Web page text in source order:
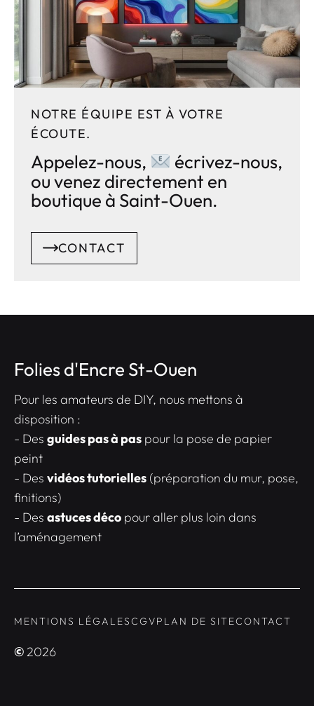
NOTRE ÉQUIPE EST À VOTRE
ÉCOUTE.
Appelez-nous,
écrivez-nous,
ou venez directement en
boutique à Saint-Ouen.
CONTACT
Folies d'Encre St-Ouen
Pour les amateurs de DIY, nous mettons à
disposition :
- Des guides pas à pas pour la pose de papier
peint
- Des vidéos tutorielles (préparation du mur, pose,
finitions)
- Des astuces déco pour aller plus loin dans
l’aménagement
MENTIONS LÉGALESCGVPLAN DE SITECONTACT
©2026